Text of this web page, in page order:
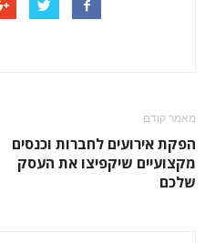
מאמר קודם
הפקת אירועים לחברות וכנסים
מקצועיים שיקפיצו את העסק
שלכם